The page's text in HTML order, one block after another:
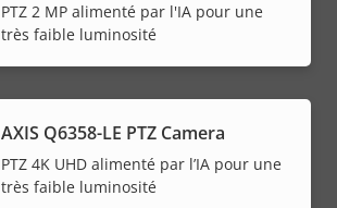
PTZ 2 MP alimenté par l'IA pour une
très faible luminosité
AXIS Q6358-LE PTZ Camera
PTZ 4K UHD alimenté par l’IA pour une
très faible luminosité